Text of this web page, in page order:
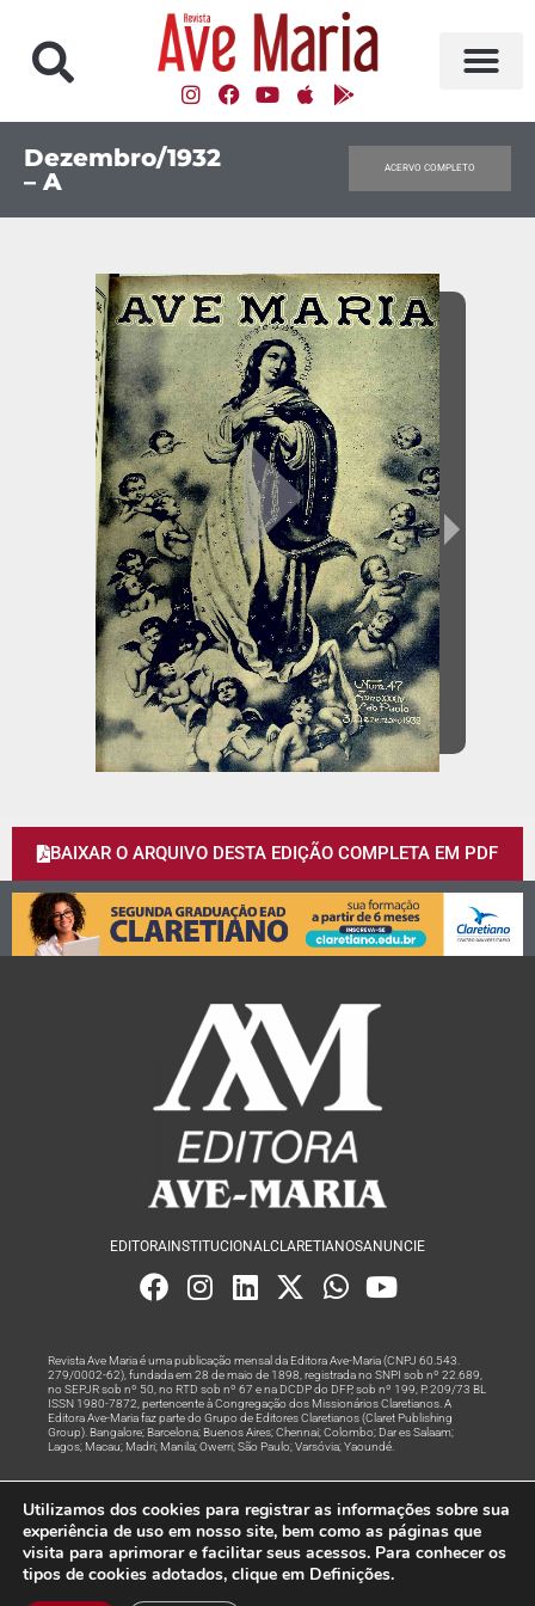
Dezembro/1932
– A
ACERVO COMPLETO
BAIXAR O ARQUIVO DESTA EDIÇÃO COMPLETA EM PDF
EDITORA INSTITUCIONALCLARETIANOSANUNCIE
Revista Ave Maria é uma publicação mensal da Editora Ave-Maria (CNPJ 60.543.
279/0002-62), fundada em 28 de maio de 1898, registrada no SNPI sob nº 22.689,
no SEPJR sob nº 50, no RTD sob nº 67 e na DCDP do DFP, sob nº 199, P. 209/73 BL
ISSN 1980-7872, pertencente à Congregação dos Missionários Claretianos. A
Editora Ave-Maria faz parte do Grupo de Editores Claretianos (Claret Publishing
Group). Bangalore; Barcelona; Buenos Aires; Chennai; Colombo; Dar es Salaam;
Lagos; Macau; Madri; Manila; Owerri; São Paulo; Varsóvia; Yaoundé.
Rede
© Todos os Direitos Reservados
Utilizamos dos cookies para registrar as informações sobre sua
experiência de uso em nosso site, bem como as páginas que
visita para aprimorar e facilitar seus acessos. Para conhecer os
tipos de cookies adotados, clique em Definições.